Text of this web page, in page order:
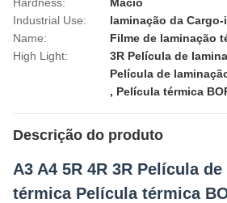
Industrial Use:
laminação da
Name:
Filme de laminação
High Light:
3R Película de
Película de
, Película térmica
Descrição do produto
A3 A4 5R 4R 3R Película
térmica Película térmica